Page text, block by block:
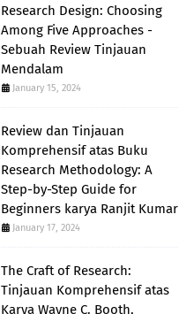
Research Design: Choosing
Among Five Approaches -
Sebuah Review Tinjauan
Mendalam
January 15, 2024
Review dan Tinjauan
Komprehensif atas Buku
Research Methodology: A
Step-by-Step Guide for
Beginners karya Ranjit Kumar
January 17, 2024
The Craft of Research:
Tinjauan Komprehensif atas
Karya Wayne C. Booth,